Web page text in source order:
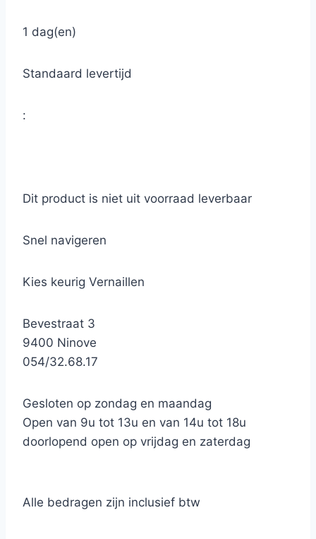
1 dag(en)
Standaard levertijd
:
Dit product is niet uit voorraad leverbaar
Snel navigeren
Kies keurig Vernaillen
Bevestraat 3
9400 Ninove
054/32.68.17
Gesloten op zondag en maandag
Open van 9u tot 13u en van 14u tot 18u
doorlopend open op vrijdag en zaterdag
Alle bedragen zijn inclusief btw